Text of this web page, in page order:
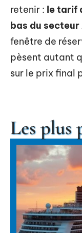
retenir : le tarif
bas du
fenêtre de
pèsent autant
sur le prix final
Les plus